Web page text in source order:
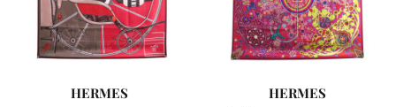
HERMES HERMES